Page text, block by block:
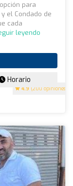
4.9 (200 opiniones)
para
el Condado de
cada
leyendo
Horario